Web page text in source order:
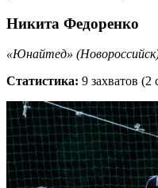
Никита Федоренко
«Юнайтед»
Статистика: 9 захватов (2